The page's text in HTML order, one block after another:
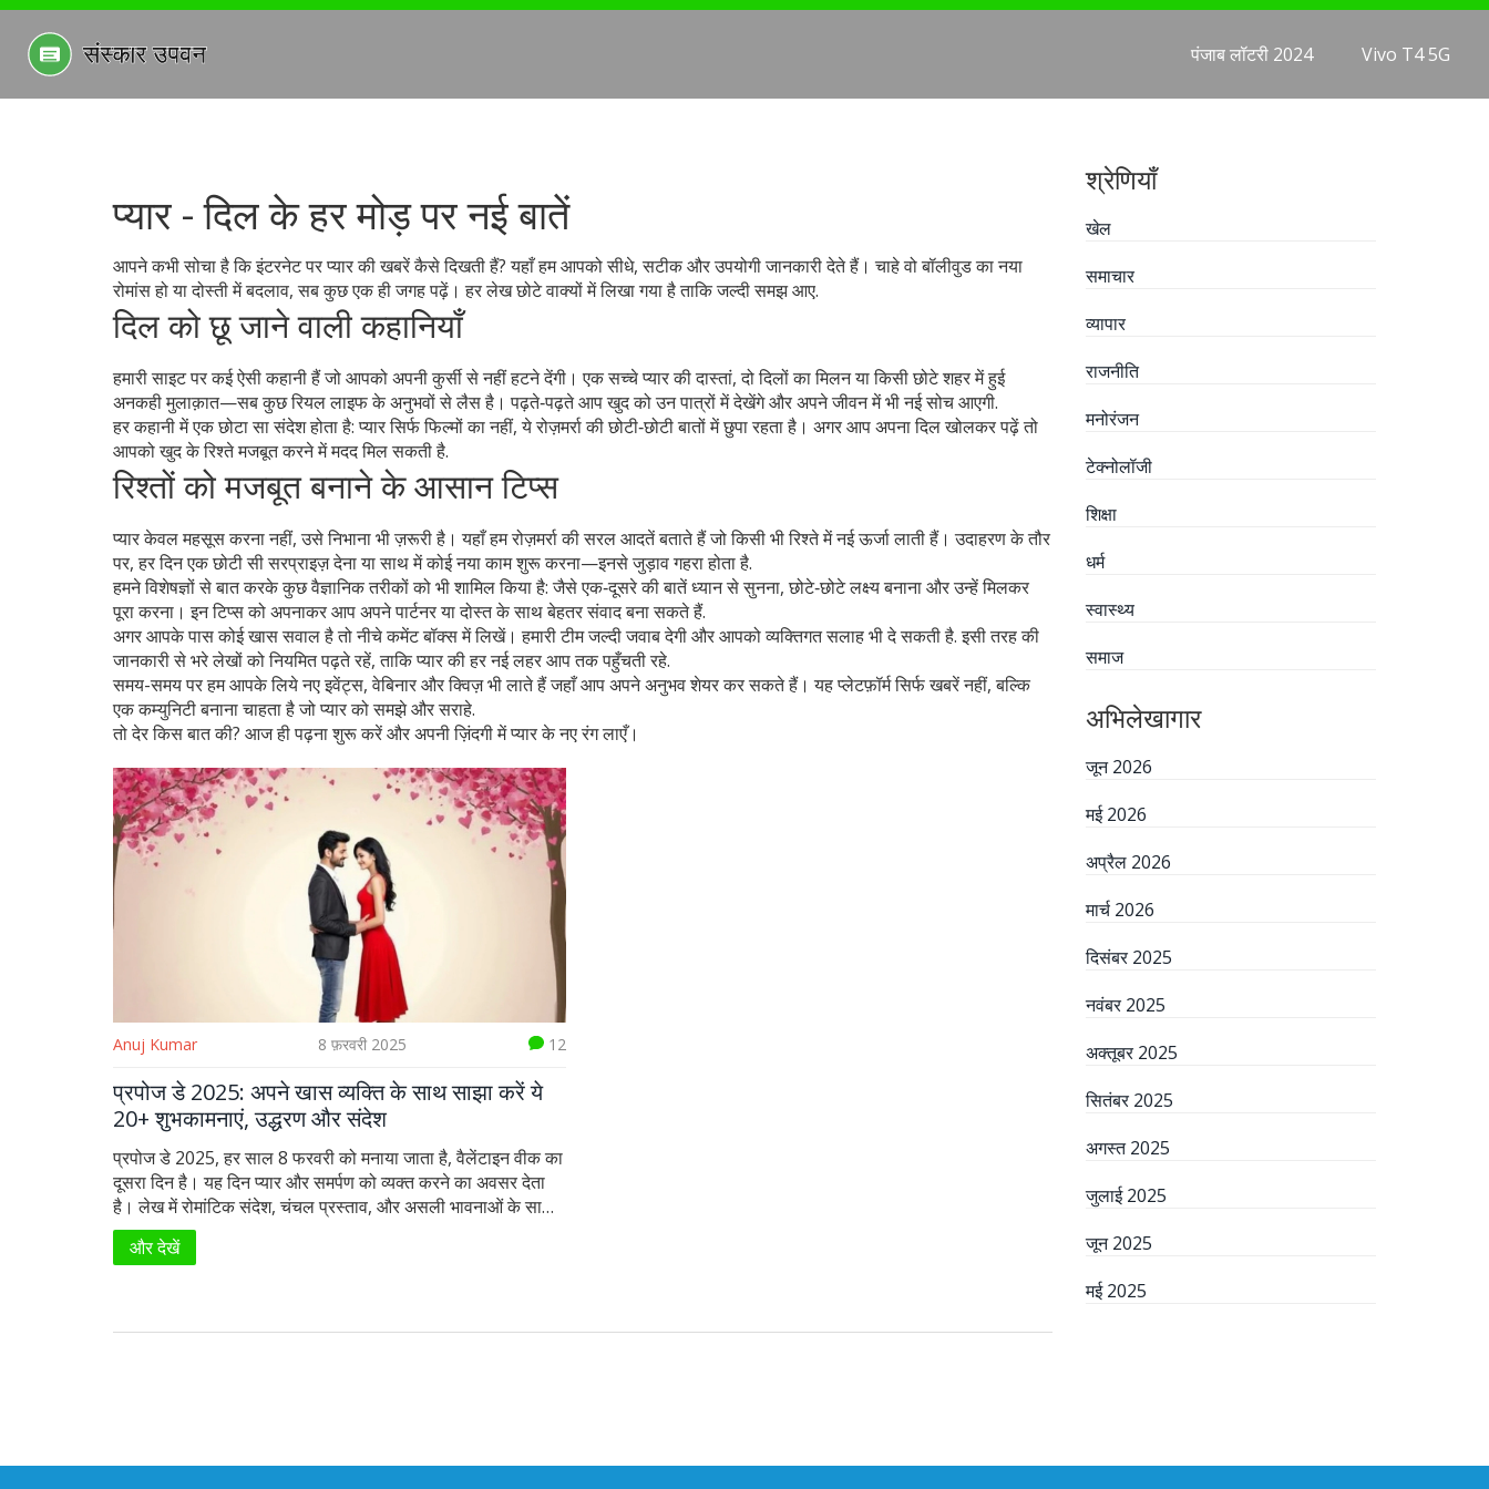
पंजाब लॉटरी 2024 Vivo T4 5G
प्यार - दिल के हर मोड़ पर नई बातें
आपने कभी सोचा है कि इंटरनेट पर प्यार की खबरें कैसे दिखती हैं? यहाँ हम आपको सीधे, सटीक और उपयोगी जानकारी देते हैं। चाहे वो बॉलीवुड का नया
रोमांस हो या दोस्ती में बदलाव, सब कुछ एक ही जगह पढ़ें। हर लेख छोटे वाक्यों में लिखा गया है ताकि जल्दी समझ आए.
दिल को छू जाने वाली कहानियाँ
हमारी साइट पर कई ऐसी कहानी हैं जो आपको अपनी कुर्सी से नहीं हटने देंगी। एक सच्चे प्यार की दास्तां, दो दिलों का मिलन या किसी छोटे शहर में हुई
अनकही मुलाक़ात—सब कुछ रियल लाइफ के अनुभवों से लैस है। पढ़ते‑पढ़ते आप खुद को उन पात्रों में देखेंगे और अपने जीवन में भी नई सोच आएगी.
हर कहानी में एक छोटा सा संदेश होता है: प्यार सिर्फ फिल्मों का नहीं, ये रोज़मर्रा की छोटी‑छोटी बातों में छुपा रहता है। अगर आप अपना दिल खोलकर पढ़ें तो
आपको खुद के रिश्ते मजबूत करने में मदद मिल सकती है.
रिश्तों को मजबूत बनाने के आसान टिप्स
प्यार केवल महसूस करना नहीं, उसे निभाना भी ज़रूरी है। यहाँ हम रोज़मर्रा की सरल आदतें बताते हैं जो किसी भी रिश्ते में नई ऊर्जा लाती हैं। उदाहरण के तौर
पर, हर दिन एक छोटी सी सरप्राइज़ देना या साथ में कोई नया काम शुरू करना—इनसे जुड़ाव गहरा होता है.
हमने विशेषज्ञों से बात करके कुछ वैज्ञानिक तरीकों को भी शामिल किया है: जैसे एक‑दूसरे की बातें ध्यान से सुनना, छोटे‑छोटे लक्ष्य बनाना और उन्हें मिलकर
पूरा करना। इन टिप्स को अपनाकर आप अपने पार्टनर या दोस्त के साथ बेहतर संवाद बना सकते हैं.
अगर आपके पास कोई खास सवाल है तो नीचे कमेंट बॉक्स में लिखें। हमारी टीम जल्दी जवाब देगी और आपको व्यक्तिगत सलाह भी दे सकती है. इसी तरह की
जानकारी से भरे लेखों को नियमित पढ़ते रहें, ताकि प्यार की हर नई लहर आप तक पहुँचती रहे.
समय-समय पर हम आपके लिये नए इवेंट्स, वेबिनार और क्विज़ भी लाते हैं जहाँ आप अपने अनुभव शेयर कर सकते हैं। यह प्लेटफ़ॉर्म सिर्फ खबरें नहीं, बल्कि
एक कम्युनिटी बनाना चाहता है जो प्यार को समझे और सराहे.
तो देर किस बात की? आज ही पढ़ना शुरू करें और अपनी ज़िंदगी में प्यार के नए रंग लाएँ।
Anuj Kumar 8 फ़रवरी 2025 12
प्रपोज डे 2025: अपने खास व्यक्ति के साथ साझा करें ये
20+ शुभकामनाएं, उद्धरण और संदेश
प्रपोज डे 2025, हर साल 8 फरवरी को मनाया जाता है, वैलेंटाइन वीक का
दूसरा दिन है। यह दिन प्यार और समर्पण को व्यक्त करने का अवसर देता
है। लेख में रोमांटिक संदेश, चंचल प्रस्ताव, और असली भावनाओं के साथ
सच्चे इशारों पर जोर दिया गया है।
और देखें
श्रेणियाँ
खेल
समाचार
व्यापार
राजनीति
मनोरंजन
टेक्नोलॉजी
शिक्षा
धर्म
स्वास्थ्य
समाज
अभिलेखागार
जून 2026
मई 2026
अप्रैल 2026
मार्च 2026
दिसंबर 2025
नवंबर 2025
अक्तूबर 2025
सितंबर 2025
अगस्त 2025
जुलाई 2025
जून 2025
मई 2025